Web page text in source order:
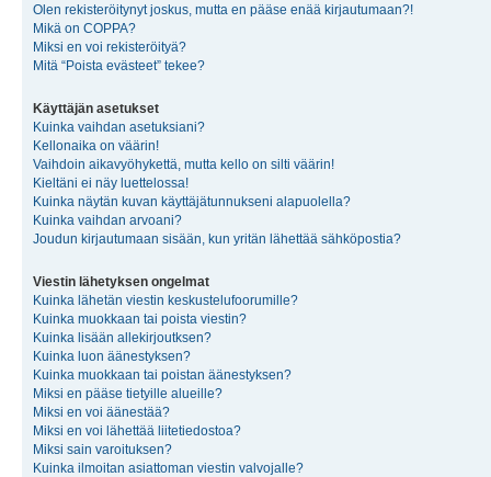
Olen rekisteröitynyt joskus, mutta en pääse enää kirjautumaan?!
Mikä on COPPA?
Miksi en voi rekisteröityä?
Mitä “Poista evästeet” tekee?
Käyttäjän asetukset
Kuinka vaihdan asetuksiani?
Kellonaika on väärin!
Vaihdoin aikavyöhykettä, mutta kello on silti väärin!
Kieltäni ei näy luettelossa!
Kuinka näytän kuvan käyttäjätunnukseni alapuolella?
Kuinka vaihdan arvoani?
Joudun kirjautumaan sisään, kun yritän lähettää sähköpostia?
Viestin lähetyksen ongelmat
Kuinka lähetän viestin keskustelufoorumille?
Kuinka muokkaan tai poista viestin?
Kuinka lisään allekirjoutksen?
Kuinka luon äänestyksen?
Kuinka muokkaan tai poistan äänestyksen?
Miksi en pääse tietyille alueille?
Miksi en voi äänestää?
Miksi en voi lähettää liitetiedostoa?
Miksi sain varoituksen?
Kuinka ilmoitan asiattoman viestin valvojalle?